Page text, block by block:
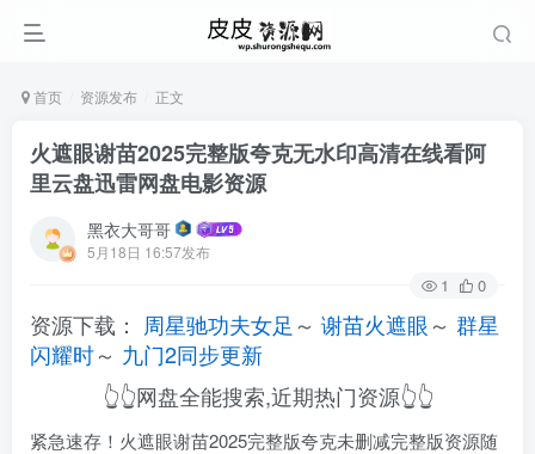
首页 资源发布 正文
火遮眼谢苗2025完整版夸克无水印高清在线看阿
里云盘迅雷网盘电影资源
黑衣大哥哥
5月18日 16:57发布
1 0
资源下载： 周星驰功夫女足 ～ 谢苗火遮眼～ 群星
闪耀时～ 九门2同步更新
👆👆网盘全能搜索,近期热门资源👆👆
紧急速存！火遮眼谢苗2025完整版夸克未删减完整版资源随